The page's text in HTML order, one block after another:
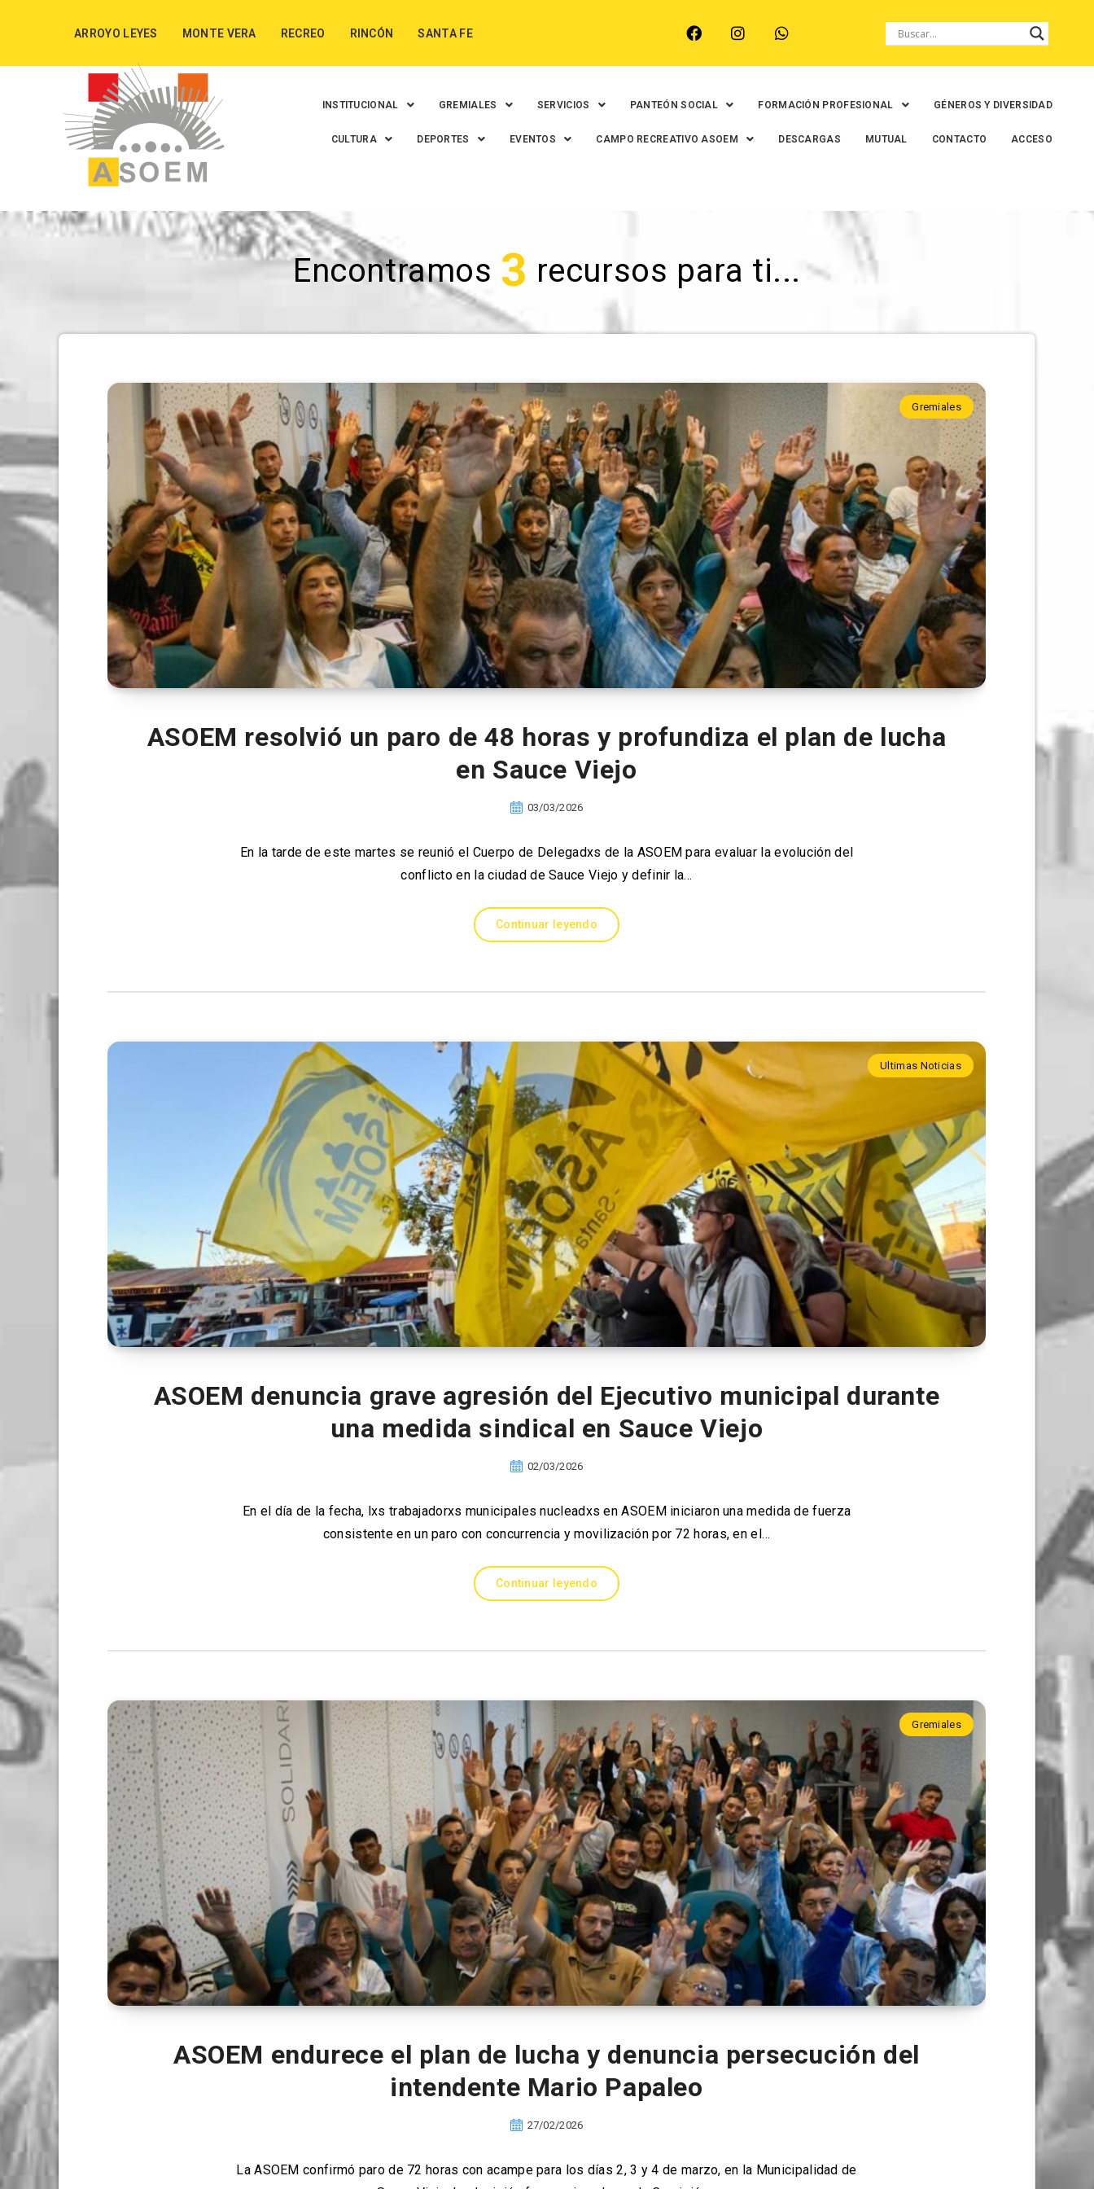
ARROYO LEYES MONTE VERA RECREO RINCÓN SANTA FE
INSTITUCIONAL GREMIALES SERVICIOS PANTEÓN SOCIAL FORMACIÓN PROFESIONAL GÉNEROS Y DIVERSIDAD
CULTURA DEPORTES EVENTOS CAMPO RECREATIVO ASOEM DESCARGAS MUTUAL CONTACTO ACCESO
Encontramos 3 recursos para ti...
Gremiales
ASOEM resolvió un paro de 48 horas y profundiza el plan de lucha
en Sauce Viejo
03/03/2026
En la tarde de este martes se reunió el Cuerpo de Delegadxs de la ASOEM para evaluar la evolución del
conflicto en la ciudad de Sauce Viejo y definir la…
Continuar leyendo
Ultimas Noticias
ASOEM denuncia grave agresión del Ejecutivo municipal durante
una medida sindical en Sauce Viejo
02/03/2026
En el día de la fecha, lxs trabajadorxs municipales nucleadxs en ASOEM iniciaron una medida de fuerza
consistente en un paro con concurrencia y movilización por 72 horas, en el…
Continuar leyendo
Gremiales
ASOEM endurece el plan de lucha y denuncia persecución del
intendente Mario Papaleo
27/02/2026
La ASOEM confirmó paro de 72 horas con acampe para los días 2, 3 y 4 de marzo, en la Municipalidad de